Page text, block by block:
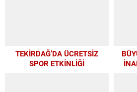
TEKİRDAĞ’DA ÜCRETSİZ
SPOR ETKİNLİĞİ